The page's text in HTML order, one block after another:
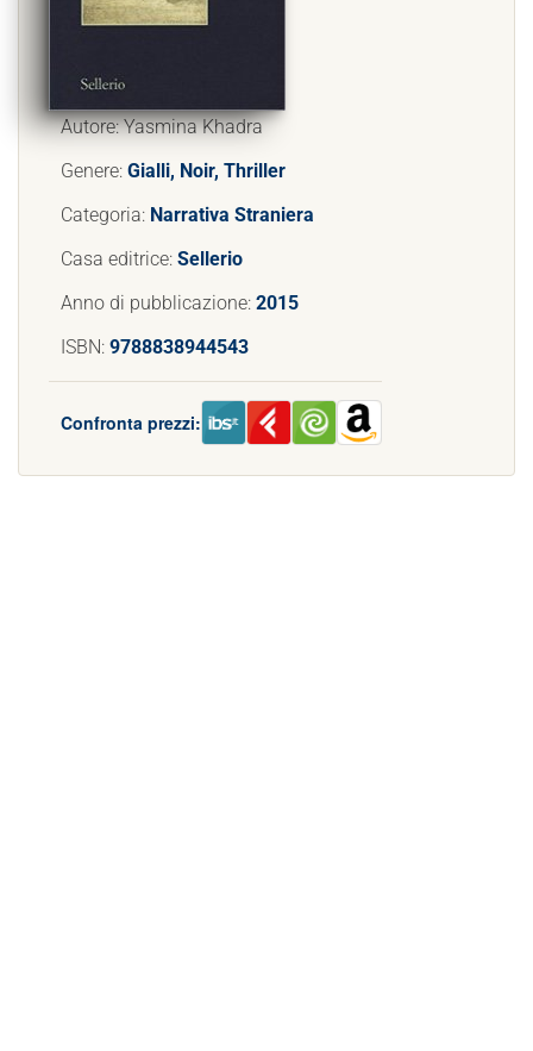
Autore: Yasmina Khadra
Genere: Gialli, Noir, Thriller
Categoria: Narrativa Straniera
Casa editrice: Sellerio
Anno di pubblicazione: 2015
ISBN: 9788838944543
Confronta prezzi: